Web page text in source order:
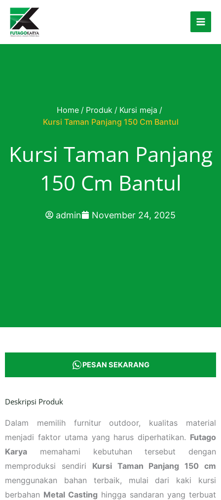
Skip to content
Home / Produk / Kursi meja /
Kursi Taman Panjang 150 Cm Bantul
Kursi Taman Panjang
150 Cm Bantul
admin November 24, 2025
PESAN SEKARANG
Deskripsi Produk
Dalam memilih furnitur outdoor, kualitas material
menjadi faktor utama yang harus diperhatikan. Futago
Karya memahami kebutuhan tersebut dengan
memproduksi sendiri Kursi Taman Panjang 150 cm
menggunakan bahan terbaik, mulai dari kaki kursi
berbahan Metal Casting hingga sandaran yang terbuat